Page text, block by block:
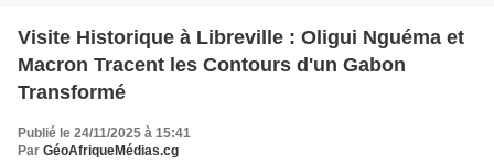
Visite Historique à Libreville : Oligui Nguéma et
Macron Tracent les Contours d'un Gabon
Transformé
Publié le 24/11/2025 à 15:41
Par GéoAfriqueMédias.cg